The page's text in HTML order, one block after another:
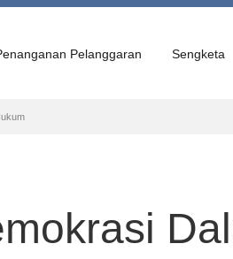
Pelanggaran Sengketa